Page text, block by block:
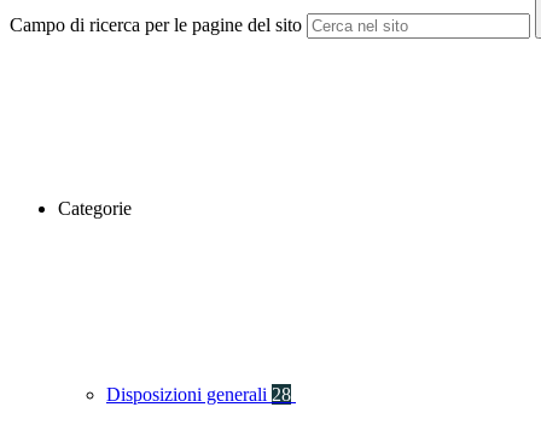
Campo di ricerca per le pagine del sito
Categorie
Disposizioni generali 28